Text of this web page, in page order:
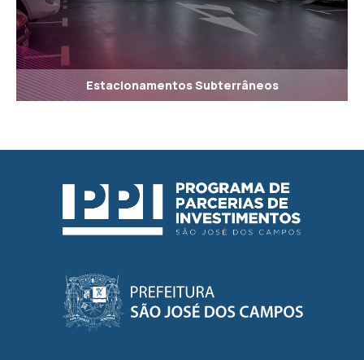
Estacionamentos Subterrâneos